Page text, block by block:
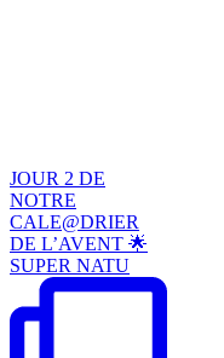
JOUR 2 DE
NOTRE
CALE@DRIER
DE L’AVENT 🌟
SUPER NATU